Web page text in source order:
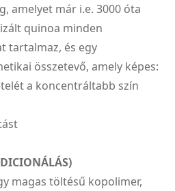
amelyet már i.e. 3000 óta
quinoa minden
tartalmaz, és egy
összetevő, amely képes:
a koncentráltabb szín
magas töltésű kopolimer,